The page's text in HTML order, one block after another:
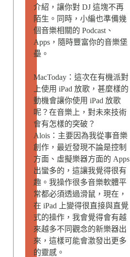
介紹，讓你對 DJ 這塊不再
陌生。同時，小編也準備幾
個音樂相關的 Podcast、
Apps，隨時豐富你的音樂堡
壘。
MacToday：這次在有機派對
上使用 iPad 放歌，甚麼樣的
動機會讓你使用 iPad 放歌
呢？在音樂上，對未來技術
會有怎樣的突破？
Alois：主要因為我從事音樂
創作，最近發現不論是控制
方面、虛擬樂器方面的 Apps
出蠻多的，這讓我覺得很有
趣。我操作很多音樂軟體平
常都必須透過滑鼠，現在，
在 iPad 上變得很直接與直覺
式的操作，我會覺得會有越
來越多不同觀念的新樂器出
來，這樣可能會激發出更多
的靈感。